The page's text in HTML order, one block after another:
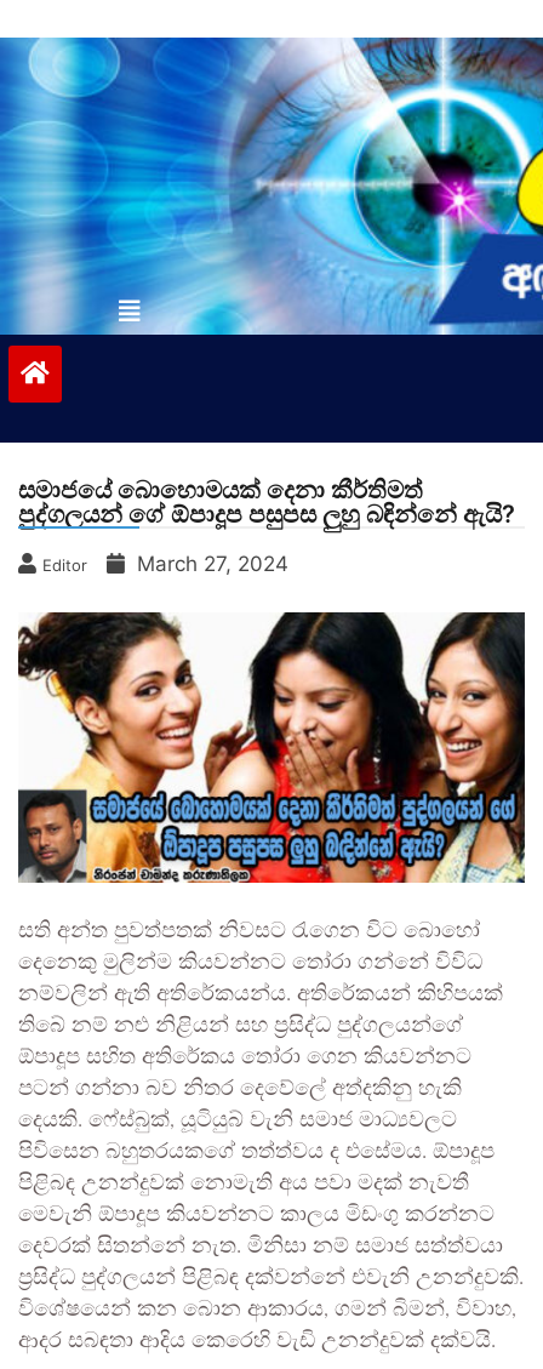
to
contentvinivida.lk
සමාජයේ බොහොමයක් දෙනා කීර්තිමත්
පුද්ගලයන් ගේ ඕපාදූප පසුපස ලුහු බඳින්නේ ඇයි?
Editor March 27, 2024
සති අන්ත පුවත්පතක් නිවසට රැගෙන විට බොහෝ
දෙනෙකු මුලින්ම කියවන්නට තෝරා ගන්නේ විවිධ
නම්වලින් ඇති අතිරේකයන්ය. අතිරේකයන් කිහිපයක්
තිබේ නම් නළු නිළියන් සහ ප්‍රසිද්ධ පුද්ගලයන්ගේ
ඕපාදූප සහිත අතිරේකය තෝරා ගෙන කියවන්නට
පටන් ගන්නා බව නිතර දෙවේලේ අත්දකිනු හැකි
දෙයකි. ෆේස්බුක්, යූටියුබ් වැනි සමාජ මාධ්‍යවලට
පිවිසෙන බහුතරයකගේ තත්ත්වය ද එසේමය. ඕපාදූප
පිළිබඳ උනන්දුවක් නොමැති අය පවා මදක් නැවතී
මෙවැනි ඕපාදූප කියවන්නට කාලය මිඩංගු කරන්නට
දෙවරක් සිතන්නේ නැත. මිනිසා නම් සමාජ සත්ත්වයා
ප්‍රසිද්ධ පුද්ගලයන් පිළිබඳ දක්වන්නේ එවැනි උනන්දුවකි.
විශේෂයෙන් කන බොන ආකාරය, ගමන් බිමන්, විවාහ,
ආදර සබඳතා ආදිය කෙරෙහි වැඩි උනන්දුවක් දක්වයි.